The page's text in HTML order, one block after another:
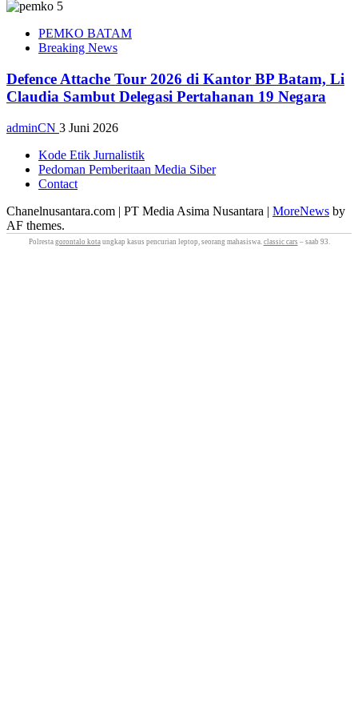
PEMKO BATAM
Breaking News
Defence Attache Tour 2026 di Kantor BP Batam, Li
Claudia Sambut Delegasi Pertahanan 19 Negara
adminCN 3 Juni 2026
Kode Etik Jurnalistik
Pedoman Pemberitaan Media Siber
Contact
Chanelnusantara.com | PT Media Asima Nusantara | MoreNews by
AF themes.
Polresta gorontalo kotaungkap kasus pencurian leptop, seorang mahasiswa. classic cars – saab 93.